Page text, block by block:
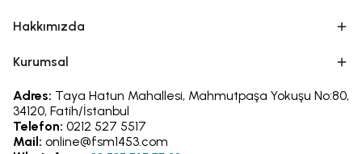
Hakkımızda
Kurumsal
Adres: Taya Hatun Mahallesi, Mahmutpaşa Yokuşu No:80,
34120, Fatih/İstanbul
Telefon: 0212 527 5517
Mail: online@fsm1453.com